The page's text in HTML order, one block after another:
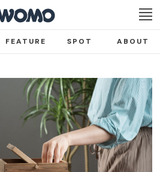
FEATURE SPOT ABOUT